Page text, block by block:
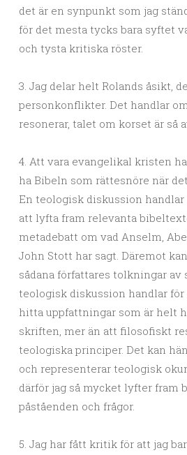
det är en synpunkt som jag
för det mesta tycks bara syftet
och tysta kritiska röster.
3. Jag delar helt Rolands åsikt,
personkonflikter. Det handlar
resonerar, talet om korset är så
4. Att vara evangelikal kristen
ha Bibeln som rättesnöre när
En teologisk diskussion handlar
att lyfta fram relevanta
metadebatt om vad Anselm,
John Stott har sagt. Däremot
sådana författares tolkningar av
teologisk diskussion handlar
hitta uppfattningar som är helt
skriften, mer än att filosofiskt
teologiska principer. Det kan
och representerar teologisk
därför jag så mycket lyfter fram
påståenden och frågor.
5. Jag har fått kritik för att jag